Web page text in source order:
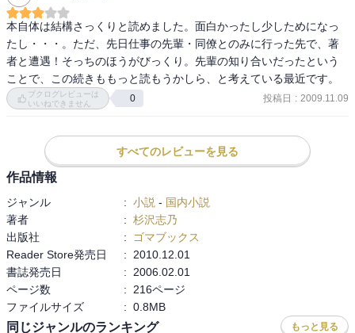
本自体は結構さっくりと読めました。面白かったし少しためになっ
たし・・・。ただ、先日仕事の先輩・同僚とのみに行った先で、著
者と遭遇！そっちのほうがびっくり。先輩の知り合いだったという
ことで、この続きももっと読もうかしら、と考えている最近です。
ブクログレビューは
いいねできません
0 投稿日 : 2009.11.09
すべてのレビューを見る
作品情報
ジャンル : 小説 - 国内小説
著者
: 杉沢志乃
出版社
:
ゴマブックス
Reader Store発売日
: 2010.12.01
書誌発売日
: 2006.02.01
ページ数
: 216ページ
ファイルサイズ
: 0.8MB
同じジャンルのランキング もっと見る